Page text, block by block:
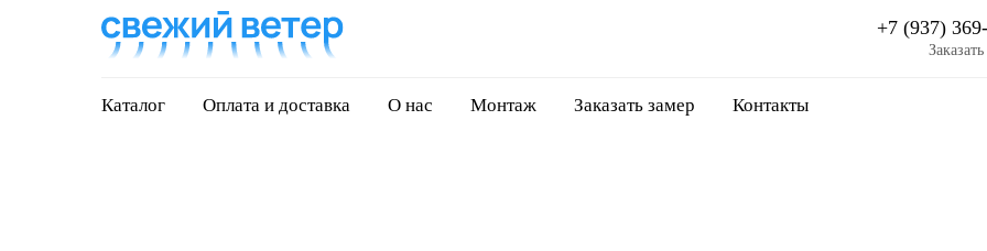
+7 (937)
Каталог Оплата и доставка О нас Монтаж Заказать замер Контакты